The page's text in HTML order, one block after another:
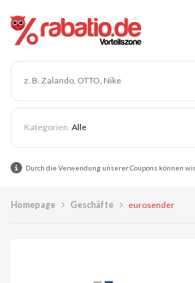
Alle
Durch die Verwendung unserer Coupons können
Homepage Geschäfte eurosender